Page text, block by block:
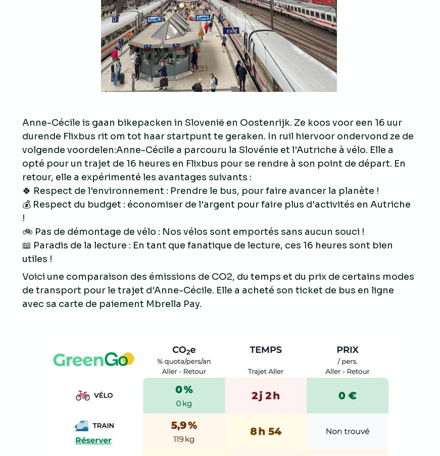
Anne-Cécile is gaan bikepacken in Slovenië en Oostenrijk. Ze koos voor een 16 uur
durende Flixbus rit om tot haar startpunt te geraken. In ruil hiervoor ondervond ze de
volgende voordelen:Anne-Cécile a parcouru la Slovénie et l'Autriche à vélo. Elle a
opté pour un trajet de 16 heures en Flixbus pour se rendre à son point de départ. En
retour, elle a expérimenté les avantages suivants :
🍀 Respect de l'environnement : Prendre le bus, pour faire avancer la planète !
💰 Respect du budget : économiser de l'argent pour faire plus d'activités en Autriche
!
🚲 Pas de démontage de vélo : Nos vélos sont emportés sans aucun souci !
📖 Paradis de la lecture : En tant que fanatique de lecture, ces 16 heures sont bien
utiles !
Voici une comparaison des émissions de CO2, du temps et du prix de certains modes
de transport pour le trajet d'Anne-Cécile. Elle a acheté son ticket de bus en ligne
avec sa carte de paiement Mbrella Pay.